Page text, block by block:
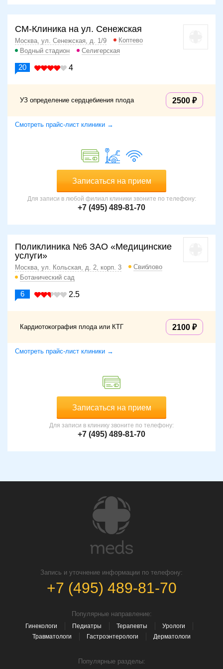
СМ-Клиника на ул. Сенежская
Москва, ул. Сенежская, д. 1/9
Коптево
Водный стадион
Селигерская
20 4
УЗ определение сердцебиения плода 2500
Смотреть прайс-лист клиники →
Записаться на прием
Для записи в любой филиал клиники звоните по телефону:
+7 (495) 489-81-70
Поликлиника №6 ЗАО «Медицинские
услуги»
Москва, ул. Кольская, д. 2, корп. 3
Свиблово
Ботанический сад
6 2.5
Кардиотокография плода или КТГ 2100
Смотреть прайс-лист клиники →
Записаться на прием
Для записи в клинику звоните по телефону:
+7 (495) 489-81-70
Запись и уточнение информации по телефону:
+7 (495) 489-81-70
Популярные направление:
Гинекологи Педиатры Терапевты
Урологи
Травматологи
Гастроэнтерологи Дерматологи
Популярные разделы: